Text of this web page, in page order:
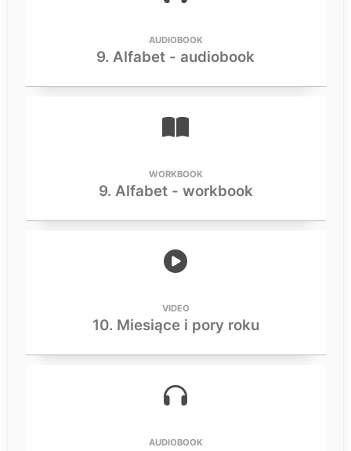
AUDIOBOOK
9. Alfabet - audiobook
WORKBOOK
9. Alfabet - workbook
VIDEO
10. Miesiące i pory roku
AUDIOBOOK